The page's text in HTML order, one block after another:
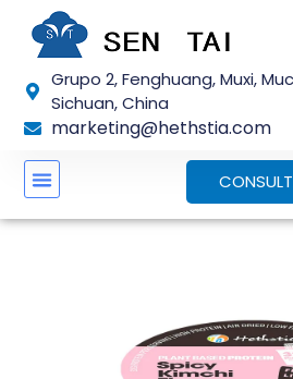
para
conteúdo
Grupo 2, Fenghuang, Muxi,
Sichuan, China
marketing@hethstia.com